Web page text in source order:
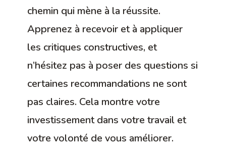
chemin qui mène à la réussite.
Apprenez à recevoir et à appliquer
les critiques constructives, et
n’hésitez pas à poser des questions si
certaines recommandations ne sont
pas claires. Cela montre votre
investissement dans votre travail et
votre volonté de vous améliorer.